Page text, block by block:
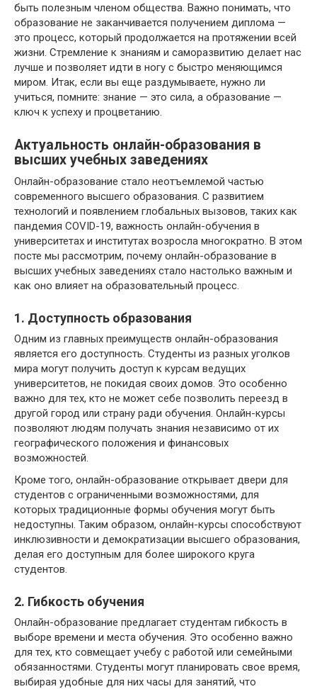
быть полезным членом общества. Важно понимать, что
образование не заканчивается получением диплома —
это процесс, который продолжается на протяжении всей
жизни. Стремление к знаниям и саморазвитию делает нас
лучше и позволяет идти в ногу с быстро меняющимся
миром. Итак, если вы еще раздумываете, нужно ли
учиться, помните: знание — это сила, а образование —
ключ к успеху и процветанию.
Актуальность онлайн-образования в
высших учебных заведениях
Онлайн-образование стало неотъемлемой частью
современного высшего образования. С развитием
технологий и появлением глобальных вызовов, таких как
пандемия COVID-19, важность онлайн-обучения в
университетах и институтах возросла многократно. В этом
посте мы рассмотрим, почему онлайн-образование в
высших учебных заведениях стало настолько важным и
как оно влияет на образовательный процесс.
1. Доступность образования
Одним из главных преимуществ онлайн-образования
является его доступность. Студенты из разных уголков
мира могут получить доступ к курсам ведущих
университетов, не покидая своих домов. Это особенно
важно для тех, кто не может себе позволить переезд в
другой город или страну ради обучения. Онлайн-курсы
позволяют людям получать знания независимо от их
географического положения и финансовых
возможностей.
Кроме того, онлайн-образование открывает двери для
студентов с ограниченными возможностями, для
которых традиционные формы обучения могут быть
недоступны. Таким образом, онлайн-курсы способствуют
инклюзивности и демократизации высшего образования,
делая его доступным для более широкого круга
студентов.
2. Гибкость обучения
Онлайн-образование предлагает студентам гибкость в
выборе времени и места обучения. Это особенно важно
для тех, кто совмещает учебу с работой или семейными
обязанностями. Студенты могут планировать свое время,
выбирая удобные для них часы для занятий, что